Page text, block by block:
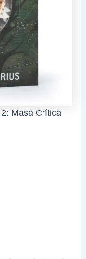
Masa Crítica